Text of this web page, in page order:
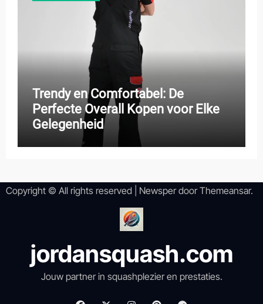
Trendy en Comfortabel: De
Perfecte Overall Kopen voor Elke
Gelegenheid
Copyright © All rights reserved NewsperdoorThemeansar.
jordansquash.com
Jouw partner in squashplezier en prestaties.